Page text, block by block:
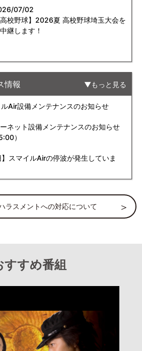
07/02
高校野球】2026夏 高校野球埼玉大会を
継します！
情報 もっと見る
Air設備メンテナンスのお知らせ
ネット設備メンテナンスのお知らせ
）
スマイルAirの停波が発生していま
ラスメントへの対応について
すすめ番組